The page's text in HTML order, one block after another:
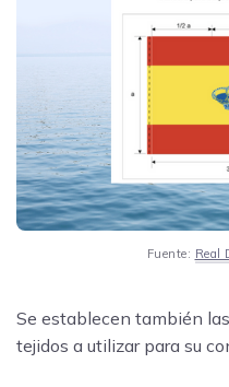
Fuente: Real
Se establecen también
tejidos a utilizar para su